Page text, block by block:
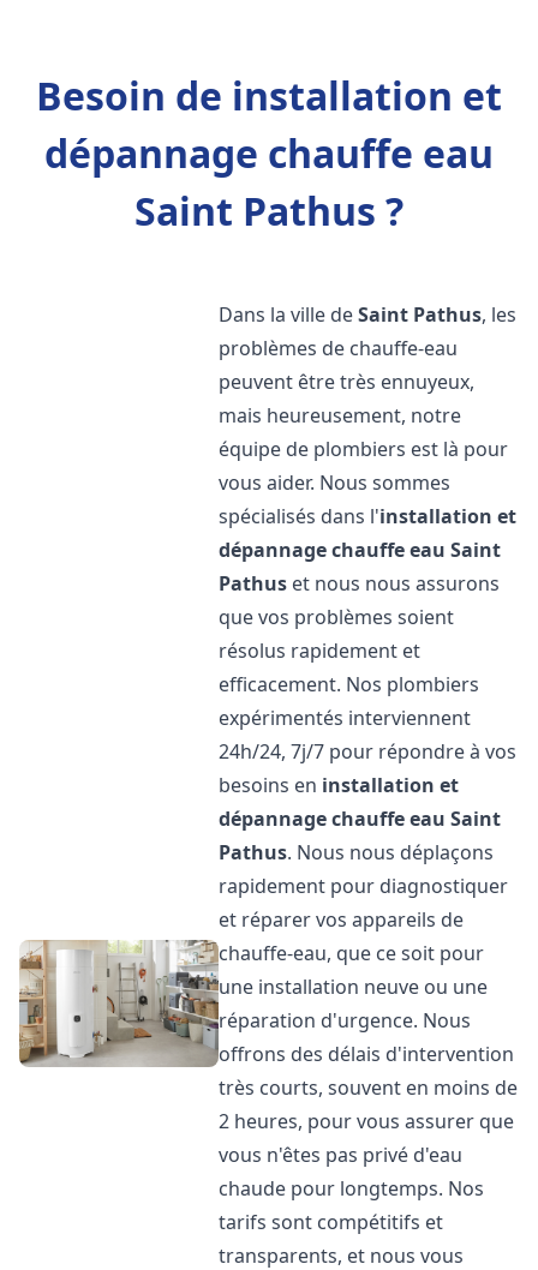
Besoin de installation et
dépannage chauffe eau
Saint Pathus ?
Dans la ville deSaint Pathus, les
problèmes de chauffe-eau
peuvent être très ennuyeux,
mais heureusement, notre
équipe de plombiers est là pour
vous aider. Nous sommes
spécialisés dans l'installation et
dépannage chauffe eau Saint
Pathus et nous nous assurons
que vos problèmes soient
résolus rapidement et
efficacement. Nos plombiers
expérimentés interviennent
24h/24, 7j/7 pour répondre à vos
besoins en installation et
dépannage chauffe eau Saint
Pathus. Nous nous déplaçons
rapidement pour diagnostiquer
et réparer vos appareils de
chauffe-eau, que ce soit pour
une installation neuve ou une
réparation d'urgence. Nous
offrons des délais d'intervention
très courts, souvent en moins de
2 heures, pour vous assurer que
vous n'êtes pas privé d'eau
chaude pour longtemps. Nos
tarifs sont compétitifs et
transparents, et nous vous